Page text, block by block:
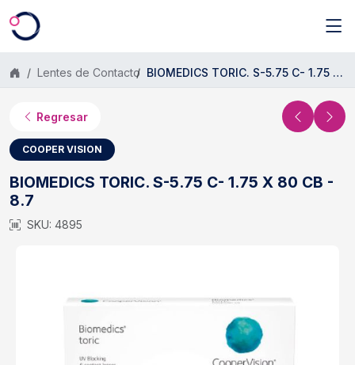
Saltar al contenido principal
Lentes de Contacto BIOMEDICS TORIC. S-5.75 C- 1.75 X 80 CB - 8.7
Regresar
COOPER VISION
BIOMEDICS TORIC. S-5.75 C- 1.75 X 80 CB -
8.7
SKU: 4895